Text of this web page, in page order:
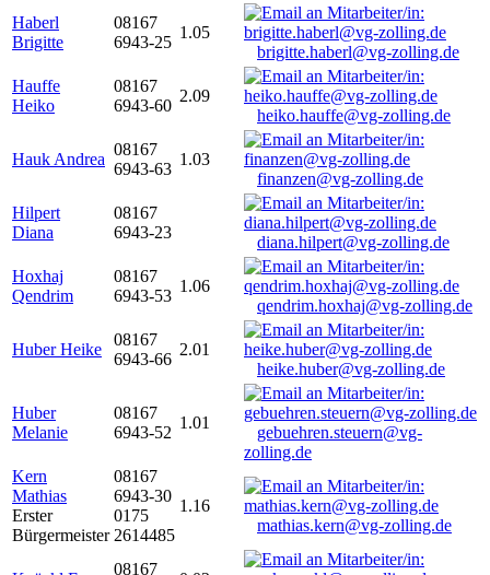
Haberl
Brigitte
08167
6943-25
1.05
brigitte.haberl@vg-zolling.de
Hauffe
Heiko
08167
6943-60
2.09
heiko.hauffe@vg-zolling.de
Hauk Andrea
08167
6943-63
1.03
finanzen@vg-zolling.de
Hilpert
Diana
08167
6943-23
diana.hilpert@vg-zolling.de
Hoxhaj
Qendrim
08167
6943-53
1.06
qendrim.hoxhaj@vg-zolling.de
Huber Heike
08167
6943-66
2.01
heike.huber@vg-zolling.de
Huber
Melanie
08167
6943-52
1.01
gebuehren.steuern@vg-
zolling.de
Kern
Mathias
Erster
Bürgermeister
08167
6943-30
0175
2614485
1.16
mathias.kern@vg-zolling.de
08167